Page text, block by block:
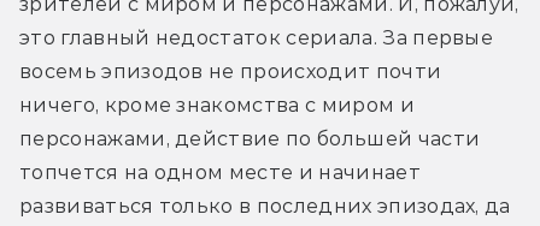
это главный недостаток сериала. За первые
восемь эпизодов не происходит почти
ничего, кроме знакомства с миром и
персонажами, действие по большей части
топчется на одном месте и начинает
развиваться только в последних эпизодах, да